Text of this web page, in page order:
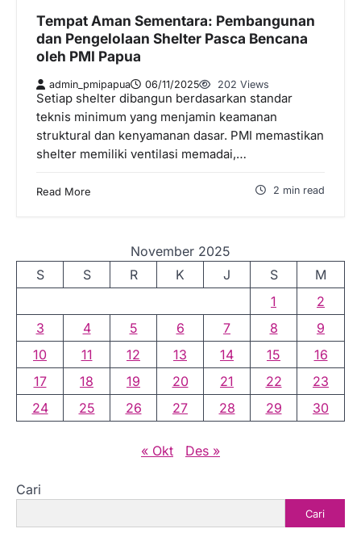
Tempat Aman Sementara: Pembangunan
dan Pengelolaan Shelter Pasca Bencana
oleh PMI Papua
admin_pmipapua 06/11/2025 202 Views
Setiap shelter dibangun berdasarkan standar
teknis minimum yang menjamin keamanan
struktural dan kenyamanan dasar. PMI memastikan
shelter memiliki ventilasi memadai,…
Read More 2 min read
November 2025
S
S R K J S
M
1
2
3
4 5 6 7 8
9
10
11 12 13 14 15
16
17
18 19 20 21 22
23
24
25 26 27 28 29 30
« Okt Des »
Cari
Cari